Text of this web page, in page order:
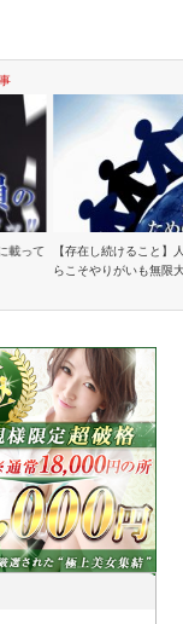
載って
【存在し続けること】
らこそやりがいも無限